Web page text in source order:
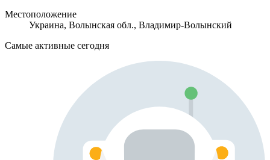
Местоположение
Украина, Волынская обл., Владимир-Волынский
Самые активные сегодня